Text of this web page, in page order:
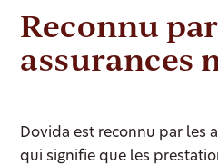
Reconnu
assurances
Dovida est reconnu par les
qui signifie que les